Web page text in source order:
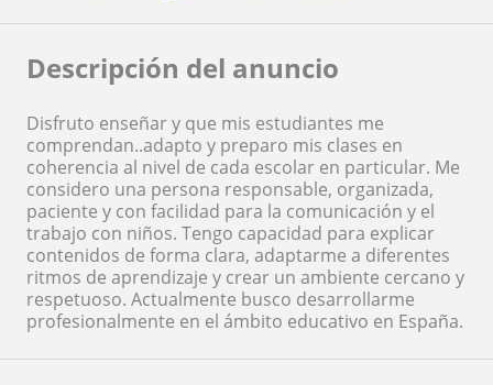
Descripción del anuncio
Disfruto enseñar y que mis estudiantes me
comprendan..adapto y preparo mis clases en
coherencia al nivel de cada escolar en particular. Me
considero una persona responsable, organizada,
paciente y con facilidad para la comunicación y el
trabajo con niños. Tengo capacidad para explicar
contenidos de forma clara, adaptarme a diferentes
ritmos de aprendizaje y crear un ambiente cercano y
respetuoso. Actualmente busco desarrollarme
profesionalmente en el ámbito educativo en España.